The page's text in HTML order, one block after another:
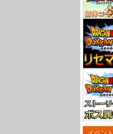
【DBZド